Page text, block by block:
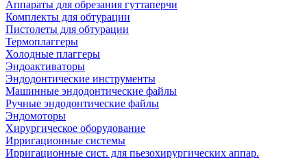
Аппараты для обрезания гуттаперчи
Комплекты для обтурации
Пистолеты для обтурации
Термоплаггеры
Холодные плаггеры
Эндоактиваторы
Эндодонтические инструменты
Машинные эндодонтические файлы
Ручные эндодонтические файлы
Эндомоторы
Хирургическое оборудование
Ирригационные системы
Ирригационные сист. для пьезохирургических аппар.